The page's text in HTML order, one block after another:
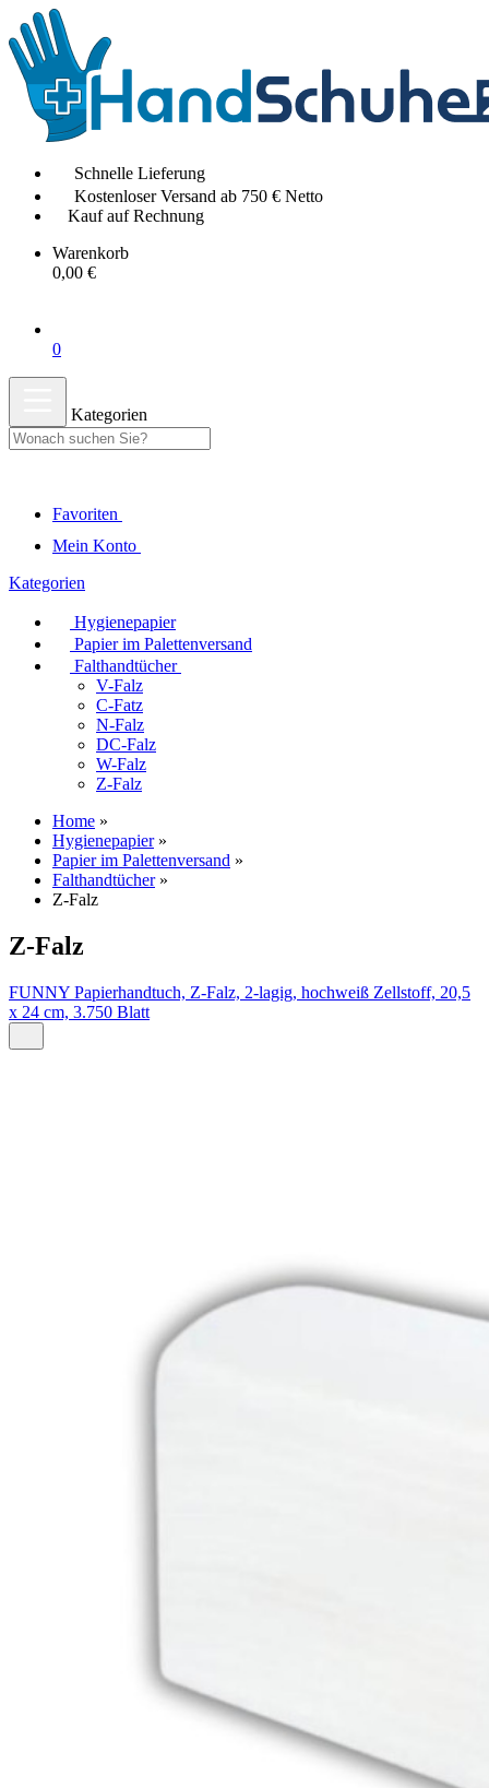
Schnelle Lieferung
Kostenloser Versand ab 750 € Netto
Kauf auf Rechnung
Warenkorb
0,00 €
0
Kategorien
Favoriten
Mein Konto
Kategorien
Hygienepapier
Papier im Palettenversand
Falthandtücher
V-Falz
C-Fatz
N-Falz
DC-Falz
W-Falz
Z-Falz
Home »
Hygienepapier »
Papier im Palettenversand »
Falthandtücher »
Z-Falz
Z-Falz
FUNNY Papierhandtuch, Z-Falz, 2-lagig, hochweiß Zellstoff, 20,5
x 24 cm, 3.750 Blatt